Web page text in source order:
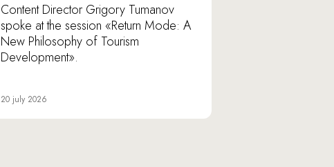
Content Director Grigory Tumanov
spoke at the session «Return Mode: A
New Philosophy of Tourism
Development».
20 july 2026